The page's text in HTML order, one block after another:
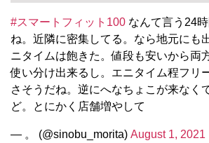
#スマートフィット100 なんて言う24
ね。近隣に密集してる。なら地元にも
ニタイムは飽きた。値段も安いから両
使い分け出来るし。エニタイム程フリ
さそうだね。逆にへなちょこが来なく
ど。とにかく店舗増やして
— 。 (@sinobu_morita) August 1, 2021